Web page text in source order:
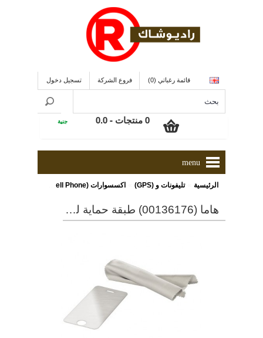
قائمة رغباتي (0) فروع الشركة تسجيل دخول
0 منتجات - 0.0 جنية
menu
الرئيسية »تليفونات و (GPS) اكسسوارات (Cell Phone)
هاما (00136176) طبقة حماية للشاشة مضادة للتوهج لجهاز iphone6 plus